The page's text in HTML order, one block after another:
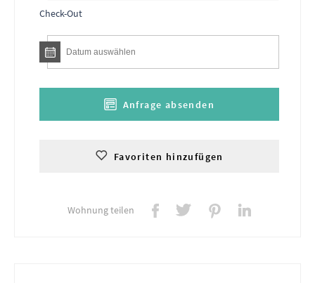
Check-Out
Anfrage absenden
Favoriten hinzufügen
Wohnung teilen